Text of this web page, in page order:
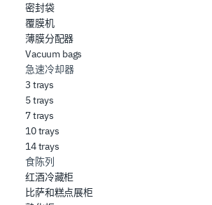
密封袋
覆膜机
薄膜分配器
Vacuum bags
急速冷却器
3 trays
5 trays
7 trays
10 trays
14 trays
食陈列
红酒冷藏柜
比萨和糕点展柜